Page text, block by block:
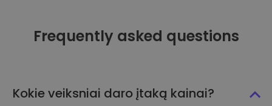
Frequently asked questions
Kokie veiksniai daro įtaką kainai?